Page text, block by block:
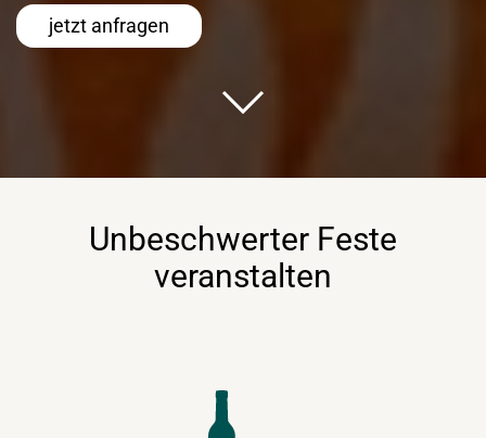
jetzt anfragen
Unbeschwerter Feste
veranstalten